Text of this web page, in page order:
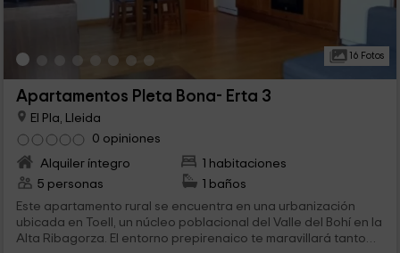
16 Fotos
Apartamentos Pleta Bona- Erta 3
El Pla, Lleida
0 opiniones
Alquiler íntegro
1 habitaciones
5 personas
1 baños
Este apartamento rural se encuentra en una urbanización
ubicada en Toell, un núcleo poblacional del Valle del Bohí en la
Alta Ribagorza. El entorno prepirenaico te maravillará tanto